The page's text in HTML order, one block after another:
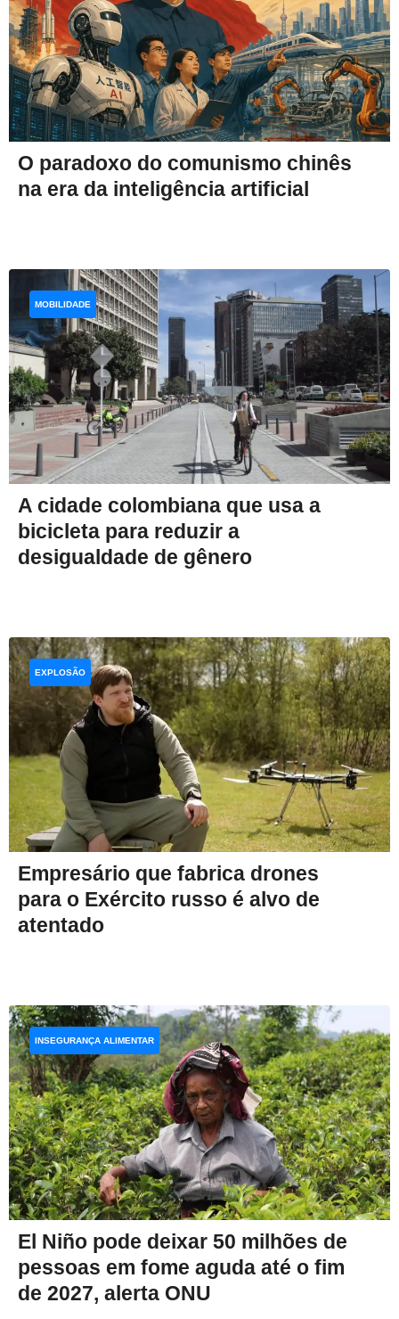
O paradoxo do comunismo chinês
na era da inteligência artificial
A cidade colombiana que usa a
bicicleta para reduzir a
desigualdade de gênero
MOBILIDADE
Empresário que fabrica drones
para o Exército russo é alvo de
atentado
EXPLOSÃO
El Niño pode deixar 50 milhões de
pessoas em fome aguda até o fim
de 2027, alerta ONU
INSEGURANÇA ALIMENTAR